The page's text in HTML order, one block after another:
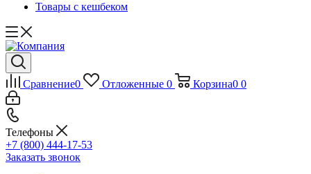
Товары с кешбеком
Сравнение0 Отложенные 0 Корзина0 0
Телефоны
+7 (800) 444-17-53
Заказать звонок